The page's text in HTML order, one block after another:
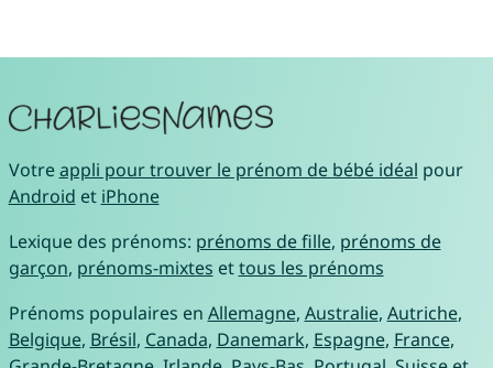
Votreappli pour trouver le prénom de bébé idéal pour
Android et iPhone
Lexique des prénoms: prénoms de fille, prénoms de
garçon, prénoms-mixtes ettous les prénoms
Prénoms populaires en Allemagne, Australie, Autriche,
Belgique, Brésil, Canada, Danemark, Espagne, France,